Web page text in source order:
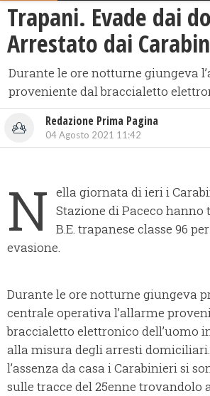
Trapani. Evade dai
Arrestato dai
Durante le ore notturne giungeva
proveniente dal braccialetto
Redazione Prima Pagina
04 Agosto 2021 11:42
N ella giornata di ieri i
Stazione di Paceco
B.E. trapanese classe 96
evasione.
Durante le ore notturne giungeva
centrale operativa l’allarme
braccialetto elettronico dell’uomo
alla misura degli arresti
l’assenza da casa i Carabinieri si
sulle tracce del 25enne trovandolo